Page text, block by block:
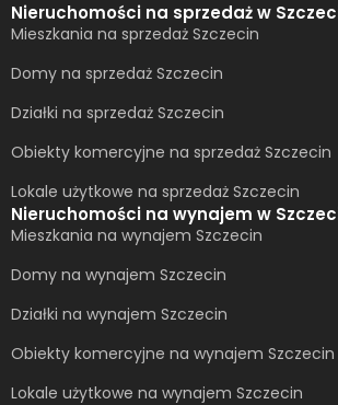
Nieruchomości na sprzedaż w
Mieszkania na sprzedaż Szczecin
Domy na sprzedaż Szczecin
Działki na sprzedaż Szczecin
Obiekty komercyjne na sprzedaż Szczecin
Lokale użytkowe na sprzedaż Szczecin
Nieruchomości na wynajem w
Mieszkania na wynajem Szczecin
Domy na wynajem Szczecin
Działki na wynajem Szczecin
Obiekty komercyjne na wynajem Szczecin
Lokale użytkowe na wynajem Szczecin